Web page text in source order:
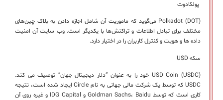
پولکادوت
Polkadot (DOT) می‌گوید که ماموریت آن شامل اجازه دادن به بلاک چین‌های
مختلف برای تبادل اطلاعات و تراکنش‌ها با یکدیگر است. وب سایت آن امنیت
داده ها و هویت و کنترل کاربران را در اختیار دارد.
سکه USD
USD Coin (USDC) خود را به عنوان “دلار دیجیتال جهان” توصیف می کند.
USDC که توسط یک شرکت مالی جهانی به نام Circle ایجاد شده است، نتیجه
کاری است که توسط Goldman Sachs، Baidu و IDG Capital و غیره روی آن